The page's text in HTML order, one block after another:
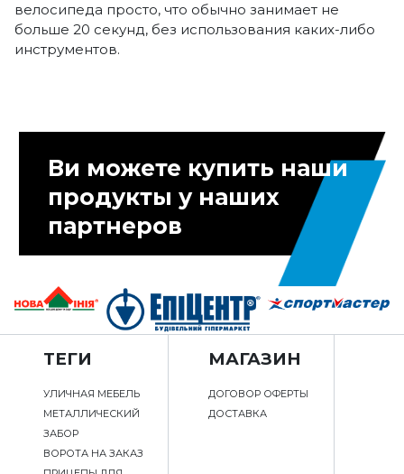
велосипеда просто, что обычно занимает не
больше 20 секунд, без использования каких-либо
инструментов.
Ви можете купить наши
продукты у наших
партнеров
ТЕГИ
УЛИЧНАЯ МЕБЕЛЬ
МЕТАЛЛИЧЕСКИЙ
ЗАБОР
ВОРОТА НА ЗАКАЗ
МАГАЗИН
ДОГОВОР ОФЕРТЫ
ДОСТАВКА